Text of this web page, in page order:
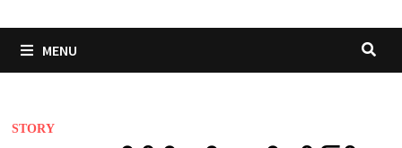
MENU
STORY